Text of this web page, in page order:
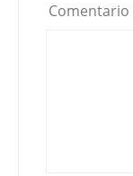
Comentario